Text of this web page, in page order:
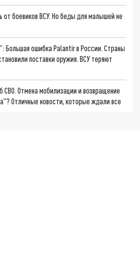
от боевиков ВСУ. Но беды для малышей не
Большая ошибка Palantir в России. Страны
поставки оружия. ВСУ теряют
СВО. Отмена мобилизации и возвращение
Отличные новости, которые ждали все